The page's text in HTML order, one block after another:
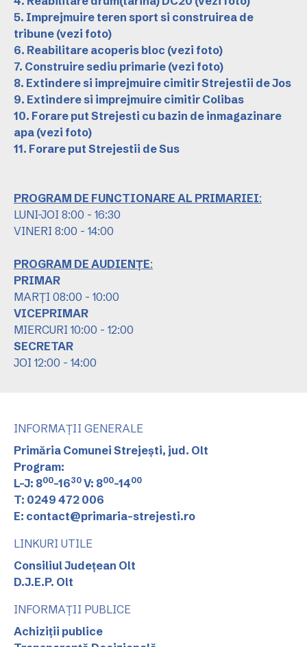
5. Imprejmuire teren sport si construirea de
tribune (vezi foto)
6. Reabilitare acoperis bloc (vezi foto)
7. Construire sediu primarie (vezi foto)
8. Extindere si imprejmuire cimitir Strejestii de Jos
9. Extindere si imprejmuire cimitir Colibas
10. Forare put Strejesti cu bazin de inmagazinare
apa (vezi foto)
11. Forare put Strejestii de Sus
PROGRAM DE FUNCTIONARE AL PRIMARIEI:
LUNI-JOI 8:00 - 16:30
VINERI 8:00 - 14:00
PROGRAM DE AUDIENȚE:
PRIMAR
MARȚI 08:00 - 10:00
VICEPRIMAR
MIERCURI 10:00 - 12:00
SECRETAR
JOI 12:00 - 14:00
INFORMAȚII GENERALE
Primăria Comunei Strejești, jud. Olt
Program:
L-J: 800-1630 V: 800-1400
T: 0249 472 006
E: contact@primaria-strejesti.ro
LINKURI UTILE
Consiliul Județean Olt
D.J.E.P. Olt
INFORMAȚII PUBLICE
Achiziții publice